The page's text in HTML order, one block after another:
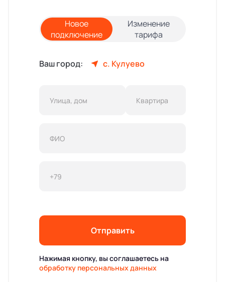
Новое
подключение
Изменение
тарифа
Ваш город: с. Кулуево
Отправить
Нажимая кнопку, вы соглашаетесь на
обработку персональных данных